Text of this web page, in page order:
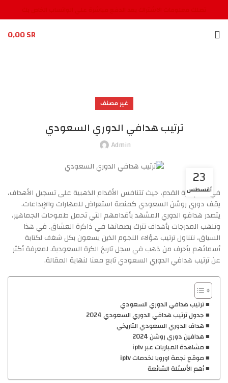
0,00SR
غير مصنف
ترتيب هدافي الدوري السعودي
Admin
23
أغسطس
في عالم كرة القدم، حيث تتنافس الأقدام الذهبية على تسجيل الأهداف،
يقف دوري روشن السعودي كمنصة استعراض للمهارات والإبداعات.
يتصدر هدافو الدوري المشهد بأقدامهم التي تحمل طموحات الجماهير،
وتلهب المدرجات بأهداف تترك بصماتها في ذاكرة العشاق. في هذا
السياق، نتناول ترتيب هؤلاء النجوم الذين يسعون بكل شغف لكتابة
أسمائهم بأحرف من ذهب في سجل تاريخ الكرة السعودية. لمعرفة أكثر
عن ترتيب هدافي الدوري السعودي تابع معنا لنهاية المقالة.
ترتيب هدافي الدوري السعودي
جدول ترتيب هدافي الدوري السعودي 2024
هداف الدوري السعودي التاريخي
هدافين دوري روشن 2024
مشاهدة المباريات عبر iptv
موقع نجمة اوروبا لخدمات iptv
أهم الأسئلة الشائعة